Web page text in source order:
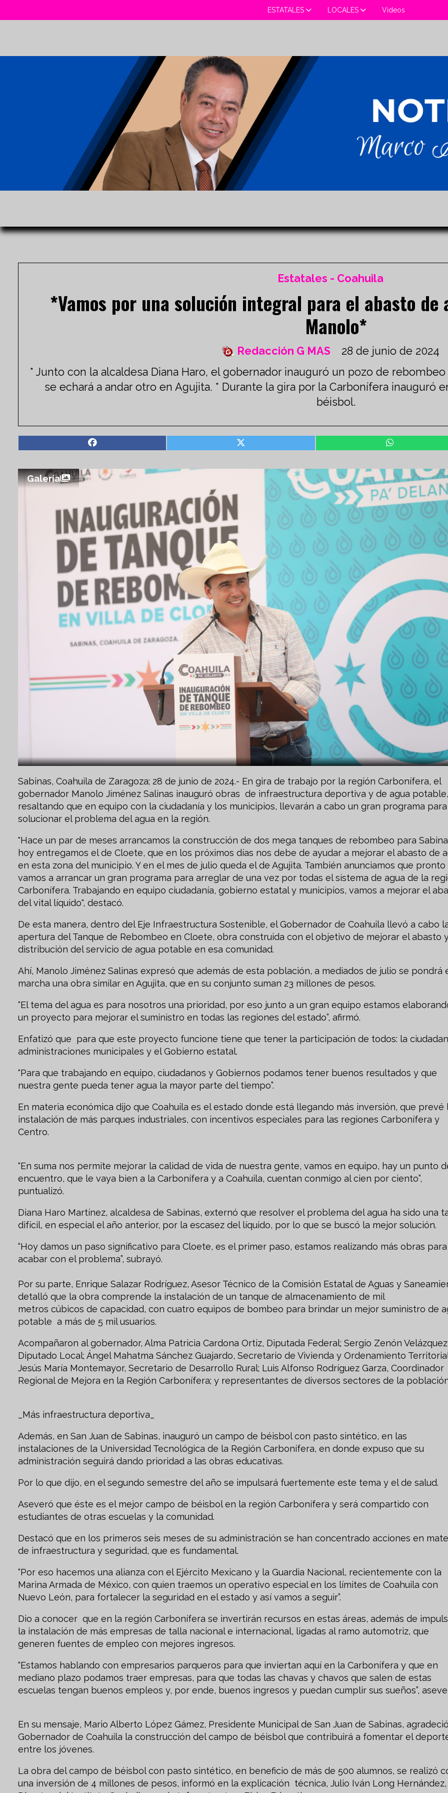
ESTATALES LOCALES Videos
*Vamos por una solución integral para el abasto de
Manolo*
* Junto con la alcaldesa Diana Haro, el gobernador inauguró un pozo de
se echará a andar otro en Agujita. * Durante la gira por la Carbonífera inauguró
béisbol.
Estatales - Coahuila
28 de junio de 2024
Redacción G MAS
Galería
Sabinas, Coahuila de Zaragoza; 28 de junio de 2024.- En gira de trabajo por la región Carbonífera, el
gobernador Manolo Jiménez Salinas inauguró obras de infraestructura deportiva y de agua potable,
resaltando que en equipo con la ciudadanía y los municipios, llevarán a cabo un gran programa para
solucionar el problema del agua en la región.
"Hace un par de meses arrancamos la construcción de dos mega tanques de rebombeo para
hoy entregamos el de Cloete, que en los próximos días nos debe de ayudar a mejorar el abasto de
en esta zona del municipio. Y en el mes de julio queda el de Agujita. También anunciamos que pronto
vamos a arrancar un gran programa para arreglar de una vez por todas el sistema de agua de la
Carbonífera. Trabajando en equipo ciudadanía, gobierno estatal y municipios, vamos a mejorar el
del vital líquido", destacó.
De esta manera, dentro del Eje Infraestructura Sostenible, el Gobernador de Coahuila llevó a cabo
apertura del Tanque de Rebombeo en Cloete, obra construida con el objetivo de mejorar el abasto
distribución del servicio de agua potable en esa comunidad.
Ahí, Manolo Jiménez Salinas expresó que además de esta población, a mediados de julio se pondrá
marcha una obra similar en Agujita, que en su conjunto suman 23 millones de pesos.
“El tema del agua es para nosotros una prioridad, por eso junto a un gran equipo estamos
un proyecto para mejorar el suministro en todas las regiones del estado”, afirmó.
Enfatizó que para que este proyecto funcione tiene que tener la participación de todos: la
administraciones municipales y el Gobierno estatal.
“Para que trabajando en equipo, ciudadanos y Gobiernos podamos tener buenos resultados y que
nuestra gente pueda tener agua la mayor parte del tiempo”.
En materia económica dijo que Coahuila es el estado donde está llegando más inversión, que prevé
instalación de más parques industriales, con incentivos especiales para las regiones Carbonífera y
Centro.
“En suma nos permite mejorar la calidad de vida de nuestra gente, vamos en equipo, hay un punto
encuentro, que le vaya bien a la Carbonífera y a Coahuila, cuentan conmigo al cien por ciento”,
puntualizó.
Diana Haro Martínez, alcaldesa de Sabinas, externó que resolver el problema del agua ha sido una
difícil, en especial el año anterior, por la escasez del líquido, por lo que se buscó la mejor solución.
“Hoy damos un paso significativo para Cloete, es el primer paso, estamos realizando más obras para
acabar con el problema”, subrayó.
Por su parte, Enrique Salazar Rodríguez, Asesor Técnico de la Comisión Estatal de Aguas y
detalló que la obra comprende la instalación de un tanque de almacenamiento de mil
metros cúbicos de capacidad, con cuatro equipos de bombeo para brindar un mejor suministro de
potable a más de 5 mil usuarios.
Acompañaron al gobernador, Alma Patricia Cardona Ortiz, Diputada Federal; Sergio Zenón
Diputado Local; Ángel Mahatma Sánchez Guajardo, Secretario de Vivienda y Ordenamiento
Jesús María Montemayor, Secretario de Desarrollo Rural; Luis Alfonso Rodríguez Garza, Coordinador
Regional de Mejora en la Región Carbonífera; y representantes de diversos sectores de la
_Más infraestructura deportiva_
Además, en San Juan de Sabinas, inauguró un campo de béisbol con pasto sintético, en las
instalaciones de la Universidad Tecnológica de la Región Carbonífera, en donde expuso que su
administración seguirá dando prioridad a las obras educativas.
Por lo que dijo, en el segundo semestre del año se impulsará fuertemente este tema y el de salud.
Aseveró que éste es el mejor campo de béisbol en la región Carbonífera y será compartido con
estudiantes de otras escuelas y la comunidad.
Destacó que en los primeros seis meses de su administración se han concentrado acciones en
de infraestructura y seguridad, que es fundamental.
“Por eso hacemos una alianza con el Ejército Mexicano y la Guardia Nacional, recientemente con la
Marina Armada de México, con quien traemos un operativo especial en los límites de Coahuila con
Nuevo León, para fortalecer la seguridad en el estado y así vamos a seguir”.
Dio a conocer que en la región Carbonífera se invertirán recursos en estas áreas, además de
la instalación de más empresas de talla nacional e internacional, ligadas al ramo automotriz, que
generen fuentes de empleo con mejores ingresos.
“Estamos hablando con empresarios parqueros para que inviertan aquí en la Carbonífera y que en
mediano plazo podamos traer empresas, para que todas las chavas y chavos que salen de estas
escuelas tengan buenos empleos y, por ende, buenos ingresos y puedan cumplir sus sueños”,
En su mensaje, Mario Alberto López Gámez, Presidente Municipal de San Juan de Sabinas,
Gobernador de Coahuila la construcción del campo de béisbol que contribuirá a fomentar el
entre los jóvenes.
La obra del campo de béisbol con pasto sintético, en beneficio de más de 500 alumnos, se realizó
una inversión de 4 millones de pesos, informó en la explicación técnica, Julio Iván Long Hernández,